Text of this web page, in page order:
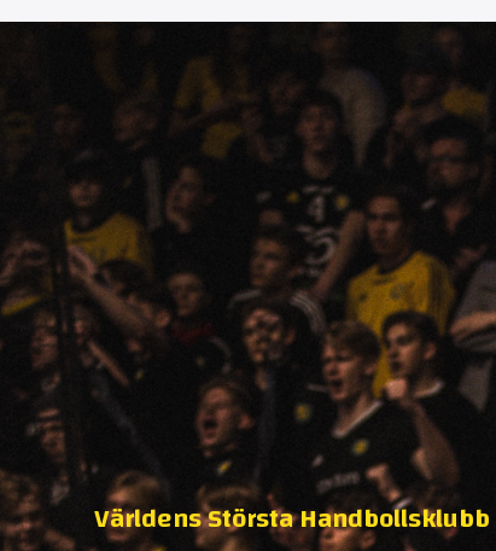
Världens Största Handbollsklubb